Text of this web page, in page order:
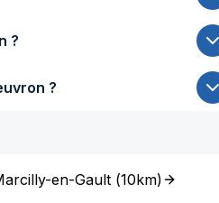
?
sur-Beuvron ?
en-Gault(10km)